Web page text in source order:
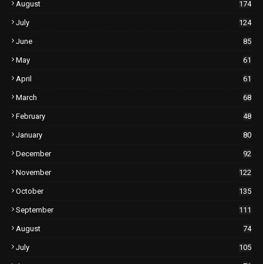
August 174
July 124
June 85
May 61
April 61
March 68
February 48
January 80
December 92
November 122
October 135
September 111
August 74
July 105